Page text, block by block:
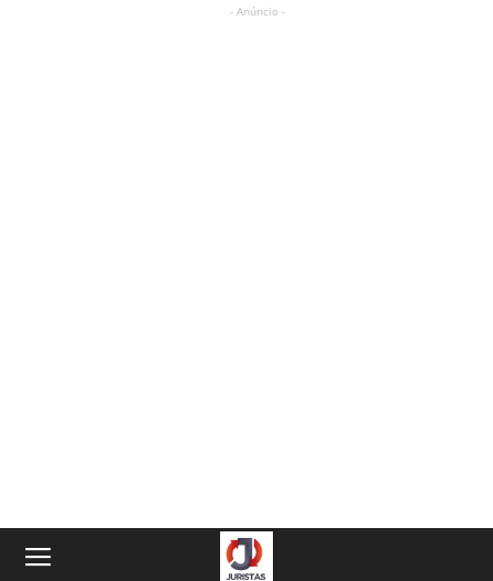
- Anúncio -